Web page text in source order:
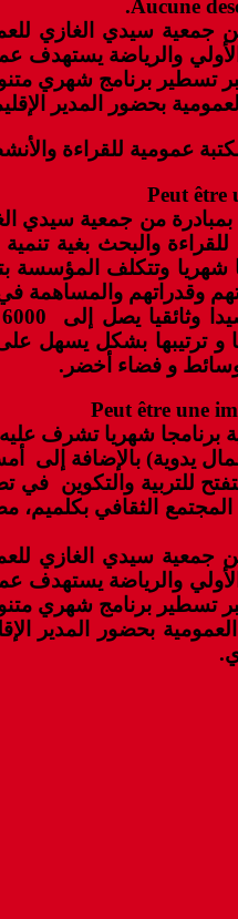
سيدي الغازي
الأولي والرياضة
تسطير برنامج شهري
بحضور المدير
عمومية للقراءة
من جمعية سيدي
للقراءة والبحث بغية
شهريا وتتكلف المؤسسة
وقدراتهم والمساهمة في
و ترتيبها بشكل يسهل
و فضاء أخضر.
شهريا تشرف
يدوية) بالإضافة إلى
للتربية والتكوين في
سيدي الغازي
الأولي والرياضة
تسطير برنامج شهري
بحضور المدير